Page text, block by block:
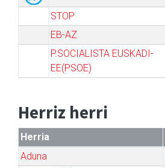
STOP
EB-AZ
P.SOCIALISTA EUSKADI-
EE(PSOE)
Herriz herri
Herria
Aduna